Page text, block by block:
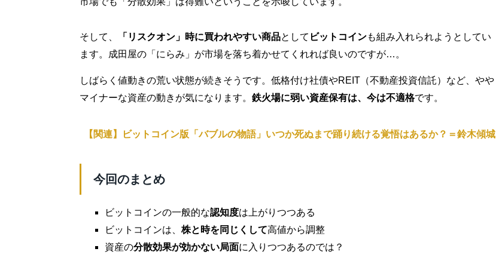
そして、 「リスクオン」時に買われやすい商品として ビットコインも組み入れられようとしてい
ます。成田屋の「にらみ」が市場を落ち着かせてくれれば良いのですが…。
しばらく値動きの荒い状態が続きそうです。低格付け社債やREIT（不動産投資信託）など、やや
マイナーな資産の動きが気になります。 鉄火場に弱い資産保有は、今は不適格です。
【関連】ビットコイン版「バブルの物語」いつか死ぬまで踊り続ける覚悟はあるか？＝鈴木傾城
今回のまとめ
ビットコインの一般的な認知度は上がりつつある
ビットコインは、 株と時を同じくして高値から調整
資産の分散効果が効かない局面に入りつつあるのでは？